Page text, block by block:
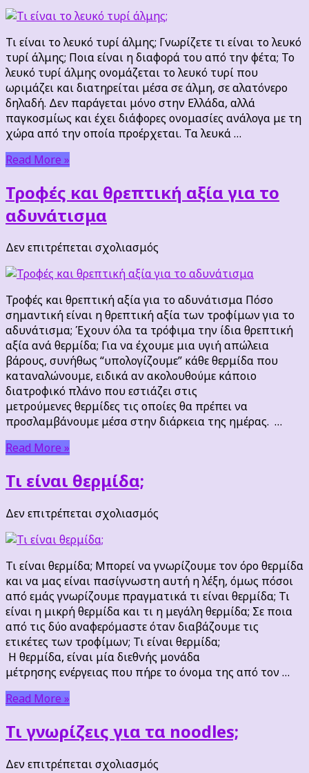
είναι
το
λευκό
τυρί
άλμης;
Τι είναι το λευκό τυρί άλμης; Γνωρίζετε τι είναι το λευκό
τυρί άλμης; Ποια είναι η διαφορά του από την φέτα; To
λευκό τυρί άλμης ονομάζεται το λευκό τυρί που
ωριμάζει και διατηρείται μέσα σε άλμη, σε αλατόνερο
δηλαδή. Δεν παράγεται μόνο στην Ελλάδα, αλλά
παγκοσμίως και έχει διάφορες ονομασίες ανάλογα με τη
χώρα από την οποία προέρχεται. Τα λευκά …
Read More »
Τροφές και θρεπτική αξία για το
αδυνάτισμα
Δεν επιτρέπεται σχολιασμός
και
θρεπτική
αξία
για
το
αδυνάτισμα
Τροφές και θρεπτική αξία για το αδυνάτισμα Πόσο
σημαντική είναι η θρεπτική αξία των τροφίμων για το
αδυνάτισμα; Έχουν όλα τα τρόφιμα την ίδια θρεπτική
αξία ανά θερμίδα; Για να έχουμε μια υγιή απώλεια
βάρους, συνήθως “υπολογίζουμε” κάθε θερμίδα που
καταναλώνουμε, ειδικά αν ακολουθούμε κάποιο
διατροφικό πλάνο που εστιάζει στις
μετρούμενες θερμίδες τις οποίες θα πρέπει να
προσλαμβάνουμε μέσα στην διάρκεια της ημέρας. …
Read More »
Τι είναι θερμίδα;
Δεν επιτρέπεται σχολιασμός
θερμίδα;
Τι είναι θερμίδα; Μπορεί να γνωρίζουμε τον όρο θερμίδα
και να μας είναι πασίγνωστη αυτή η λέξη, όμως πόσοι
από εμάς γνωρίζουμε πραγματικά τι είναι θερμίδα; Τι
είναι η μικρή θερμίδα και τι η μεγάλη θερμίδα; Σε ποια
από τις δύο αναφερόμαστε όταν διαβάζουμε τις
ετικέτες των τροφίμων; Τι είναι θερμίδα;
Η θερμίδα, είναι μία διεθνής μονάδα
μέτρησης ενέργειας που πήρε το όνομα της από τον …
Read More »
Τι γνωρίζεις για τα noodles;
Δεν επιτρέπεται σχολιασμός